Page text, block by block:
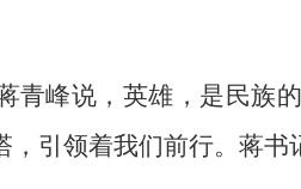
青峰说，英雄，是民族
，引领着我们前行。蒋